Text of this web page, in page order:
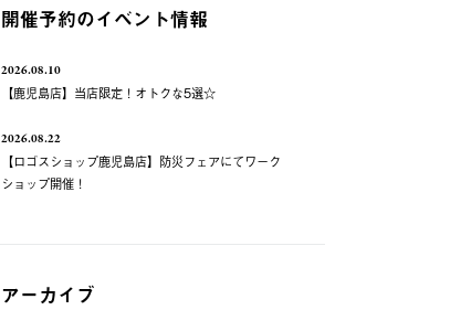
開催予約のイベント情報
2026.08.10
【鹿児島店】当店限定！オトクな5選☆
2026.08.22
【ロゴスショップ鹿児島店】防災フェアにてワーク
ショップ開催！
アーカイブ